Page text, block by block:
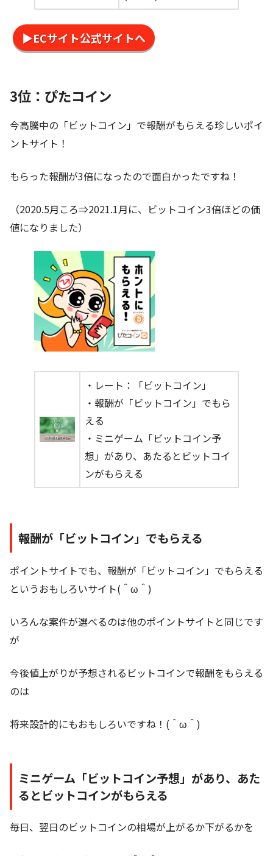
▶ECサイト公式サイトへ
3位：ぴたコイン
今高騰中の「ビットコイン」で報酬がもらえる珍しいポイ
ントサイト！
もらった報酬が3倍になったので面白かったですね！
（2020.5月ころ⇒2021.1月に、ビットコイン3倍ほどの価
値になりました）
・レート：「ビットコイン」
・報酬が「ビットコイン」でもら
える
・ミニゲーム「ビットコイン予
想」があり、あたるとビットコイ
ンがもらえる
報酬が「ビットコイン」でもらえる
ポイントサイトでも、報酬が「ビットコイン」でもらえる
というおもしろいサイト(＾ω＾)
いろんな案件が選べるのは他のポイントサイトと同じです
が
今後値上がりが予想されるビットコインで報酬をもらえる
のは
将来設計的にもおもしろいですね！(＾ω＾)
ミニゲーム「ビットコイン予想」があり、あた
るとビットコインがもらえる
毎日、翌日のビットコインの相場が上がるか下がるかを